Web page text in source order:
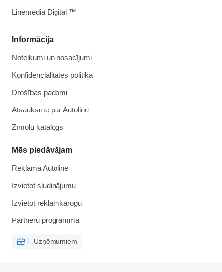
Informācija
Noteikumi un nosacījumi
Konfidencialitātes politika
Drošības padomi
Atsauksme par Autoline
Zīmolu katalogs
Mēs piedāvājam
Reklāma Autoline
Izvietot sludinājumu
Izvietot reklāmkarogu
Partneru programma
Uzņēmumiem
Linemedia Digital ™